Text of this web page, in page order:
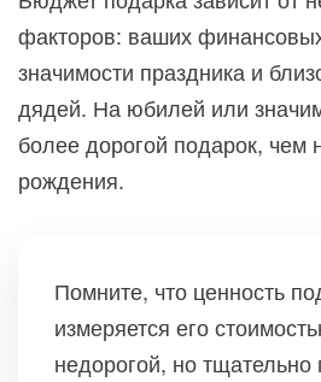
факторов: ваших
значимости праздника и
дядей. На юбилей или
более дорогой подарок, чем
рождения.
Помните, что ценность
измеряется его
недорогой, но